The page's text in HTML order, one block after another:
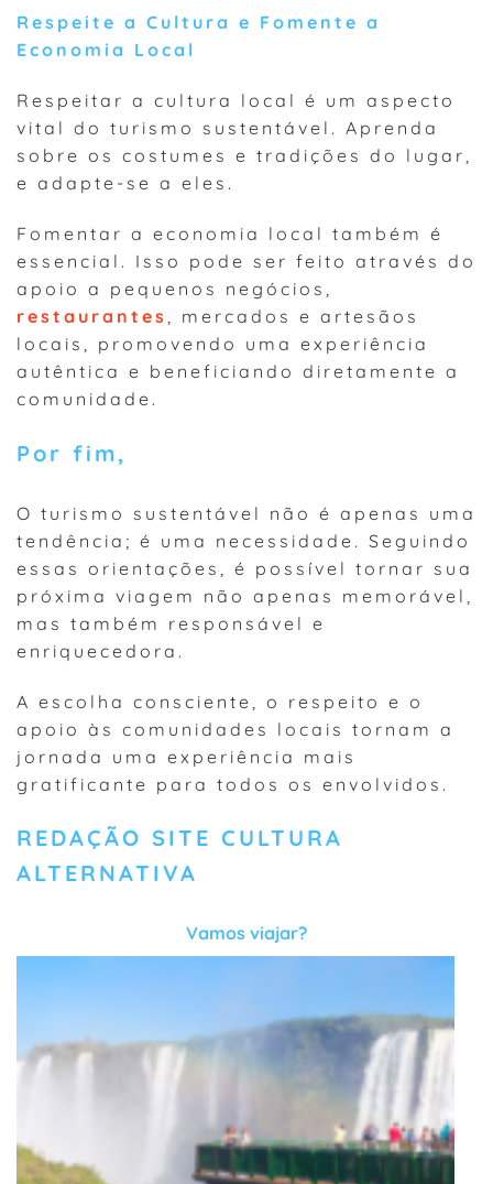
Respeite a Cultura e Fomente a
Economia Local
Respeitar a cultura local é um aspecto
vital do turismo sustentável. Aprenda
sobre os costumes e tradições do lugar,
e adapte-se a eles.
Fomentar a economia local também é
essencial. Isso pode ser feito através do
apoio a pequenos negócios,
restaurantes, mercados e artesãos
locais, promovendo uma experiência
autêntica e beneficiando diretamente a
comunidade.
Por fim,
O turismo sustentável não é apenas uma
tendência; é uma necessidade. Seguindo
essas orientações, é possível tornar sua
próxima viagem não apenas memorável,
mas também responsável e
enriquecedora.
A escolha consciente, o respeito e o
apoio às comunidades locais tornam a
jornada uma experiência mais
gratificante para todos os envolvidos.
REDAÇÃO SITE CULTURA
ALTERNATIVA
Vamos viajar?